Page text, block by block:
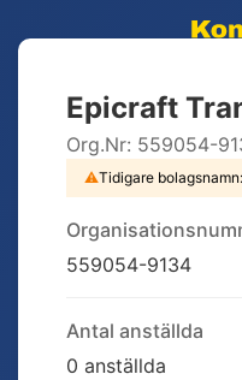
Epicraft
Org.Nr: 559054-
⚠Tidigare bolagsnamn:
559054-9134
Antal anställda
0 anställda